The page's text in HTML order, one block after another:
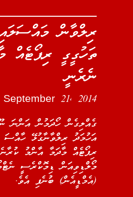
ރިލްވާން
ތަހުގީގީ ރިޕޯޓެއް
ނެރެނީ
September 21, 2014
ގެއްލިގެން ހޯދަމުން އަންނަ
އަހުމަދު ރިލްވާނާގުޅޭ ހާއްސަ
ރިޕޯޓެއް މާދަމާ އާންމު
މޯލްޑިވިއަން ޑިމޮކްރެސީ
(އެމްޑީއެން) ބުނެފި އެވެ.